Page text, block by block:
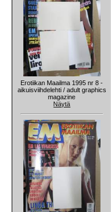
Erotiikan Maailma 1995 nr 8 -
aikuisviihdelehti / adult graphics
magazine
Näytä